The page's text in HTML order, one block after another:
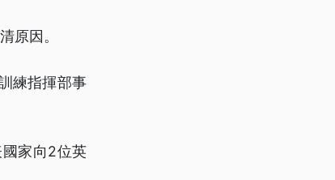
原因。
練指揮部事
家向2位英